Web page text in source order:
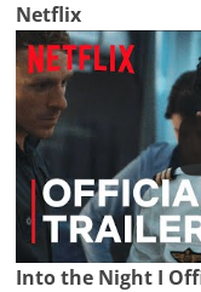
Netflix
Into the Night I